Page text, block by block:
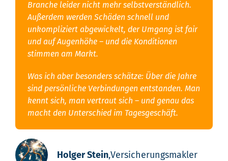
Branche leider nicht mehr selbstverständlich.
Außerdem werden Schäden schnell und
unkompliziert abgewickelt, der Umgang ist fair
und auf Augenhöhe – und die Konditionen
stimmen am Markt.
Was ich aber besonders schätze: Über die Jahre
sind persönliche Verbindungen entstanden. Man
kennt sich, man vertraut sich – und genau das
macht den Unterschied im Tagesgeschäft.
Holger Stein,Versicherungsmakler